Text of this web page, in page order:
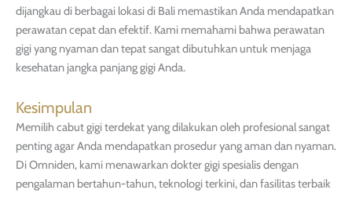
dijangkau di berbagai lokasi di Bali memastikan Anda mendapatkan
perawatan cepat dan efektif. Kami memahami bahwa perawatan
gigi yang nyaman dan tepat sangat dibutuhkan untuk menjaga
kesehatan jangka panjang gigi Anda.
Kesimpulan
Memilih cabut gigi terdekat yang dilakukan oleh profesional sangat
penting agar Anda mendapatkan prosedur yang aman dan nyaman.
Di Omniden, kami menawarkan dokter gigi spesialis dengan
pengalaman bertahun-tahun, teknologi terkini, dan fasilitas terbaik